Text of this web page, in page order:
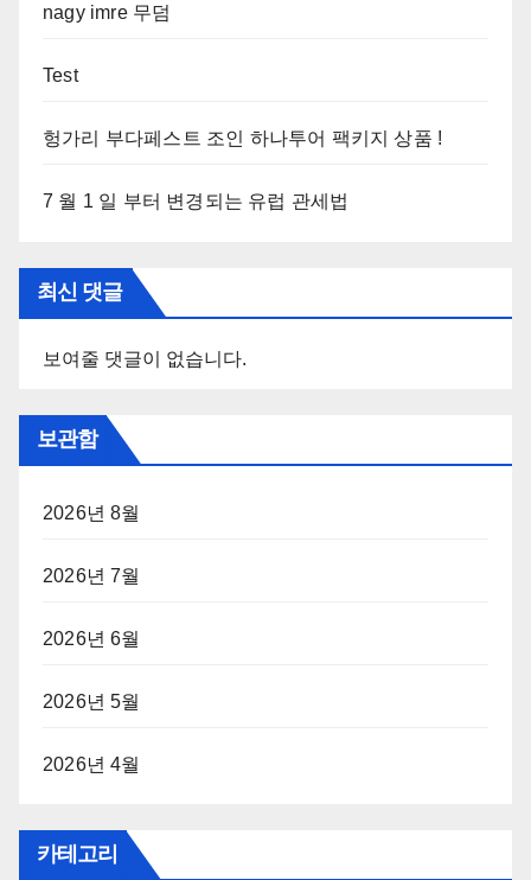
nagy imre 무덤
Test
헝가리 부다페스트 조인 하나투어 팩키지 상품 !
7 월 1 일 부터 변경되는 유럽 관세법
최신 댓글
보여줄 댓글이 없습니다.
보관함
2026년 8월
2026년 7월
2026년 6월
2026년 5월
2026년 4월
카테고리